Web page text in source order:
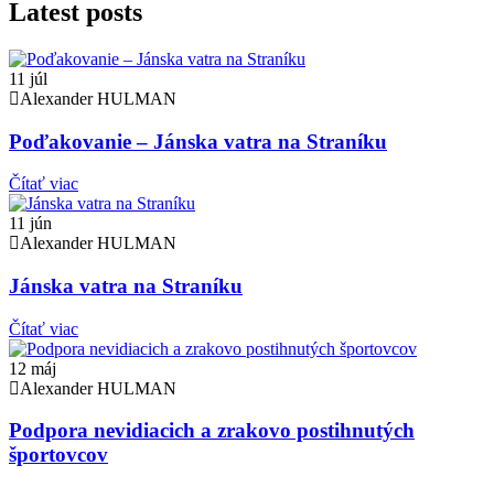
Latest posts
11 júl
Alexander HULMAN
Poďakovanie – Jánska vatra na Straníku
Čítať viac
11 jún
Alexander HULMAN
Jánska vatra na Straníku
Čítať viac
12 máj
Alexander HULMAN
Podpora nevidiacich a zrakovo postihnutých
športovcov